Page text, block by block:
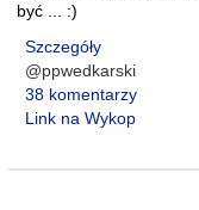
być ... :)
Szczegóły
@ppwedkarski
38 komentarzy
Link na Wykop